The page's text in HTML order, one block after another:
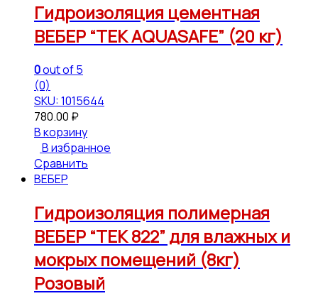
Гидроизоляция цементная
ВЕБЕР “ТЕК AQUASAFE” (20 кг)
0out of 5
(0)
SKU: 1015644
780.00 ₽
В корзину
В избранное
Сравнить
ВЕБЕР
Гидроизоляция полимерная
ВЕБЕР “ТЕК 822” для влажных и
мокрых помещений (8кг)
Розовый